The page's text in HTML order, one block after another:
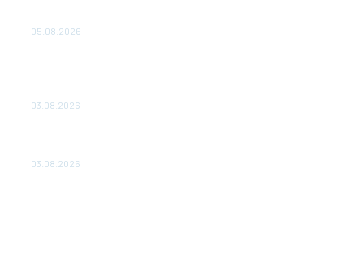
05.08.2026
03.08.2026
03.08.2026